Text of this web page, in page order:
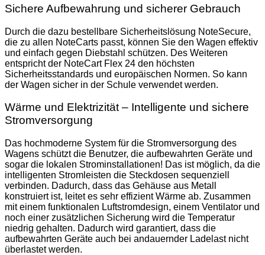
Sichere Aufbewahrung und sicherer Gebrauch
Durch die dazu bestellbare Sicherheitslösung NoteSecure,
die zu allen NoteCarts passt, können Sie den Wagen effektiv
und einfach gegen Diebstahl schützen. Des Weiteren
entspricht der NoteCart Flex 24 den höchsten
Sicherheitsstandards und europäischen Normen. So kann
der Wagen sicher in der Schule verwendet werden.
Wärme und Elektrizität – Intelligente und sichere
Stromversorgung
Das hochmoderne System für die Stromversorgung des
Wagens schützt die Benutzer, die aufbewahrten Geräte und
sogar die lokalen Strominstallationen! Das ist möglich, da die
intelligenten Stromleisten die Steckdosen sequenziell
verbinden. Dadurch, dass das Gehäuse aus Metall
konstruiert ist, leitet es sehr effizient Wärme ab. Zusammen
mit einem funktionalen Luftstromdesign, einem Ventilator und
noch einer zusätzlichen Sicherung wird die Temperatur
niedrig gehalten. Dadurch wird garantiert, dass die
aufbewahrten Geräte auch bei andauernder Ladelast nicht
überlastet werden.